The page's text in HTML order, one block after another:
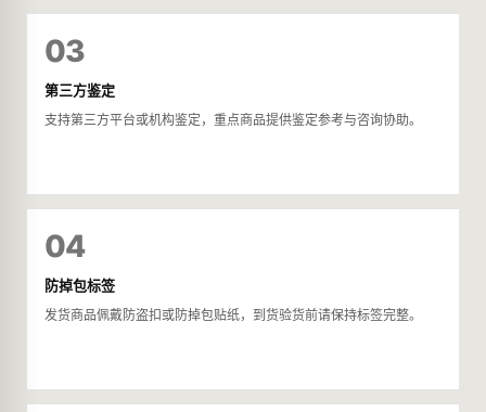
03
第三方鉴定
支持第三方平台或机构鉴定，重点商品提供鉴定参考与咨询协助。
04
防掉包标签
发货商品佩戴防盗扣或防掉包贴纸，到货验货前请保持标签完整。